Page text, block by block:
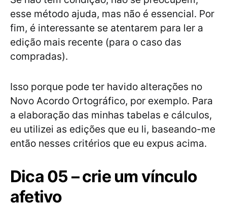
esse método ajuda, mas não é essencial. Por
fim, é interessante se atentarem para ler a
edição mais recente (para o caso das
compradas).
Isso porque pode ter havido alterações no
Novo Acordo Ortográfico, por exemplo. Para
a elaboração das minhas tabelas e cálculos,
eu utilizei as edições que eu li, baseando-me
então nesses critérios que eu expus acima.
Dica 05 – crie um vínculo
afetivo